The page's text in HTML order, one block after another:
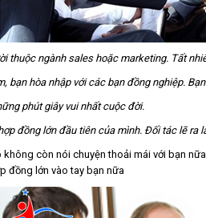
thuộc ngành sales hoặc marketing. Tất
bạn hòa nhập với các bạn đồng nghiệp.
phút giây vui nhất cuộc đời.
đồng lớn đầu tiên của mình. Đối tác lẽ ra
không còn nói chuyện thoải mái với bạn
đồng lớn vào tay bạn nữa